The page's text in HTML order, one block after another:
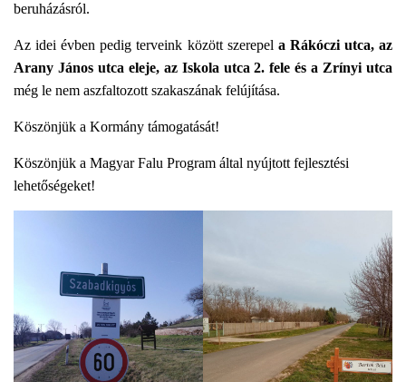
beruházásról.
Az idei évben pedig terveink között szerepel a Rákóczi utca, az
Arany János utca eleje, az Iskola utca 2. fele és a Zrínyi utca
még le nem aszfaltozott szakaszának felújítása.
Köszönjük a Kormány támogatását!
Köszönjük a Magyar Falu Program által nyújtott fejlesztési
lehetőségeket!